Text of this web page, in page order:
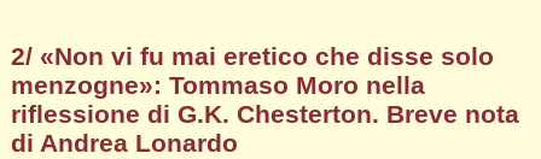
2/ «Non vi fu mai eretico che disse solo
menzogne»: Tommaso Moro nella
riflessione di G.K. Chesterton. Breve nota
di Andrea Lonardo